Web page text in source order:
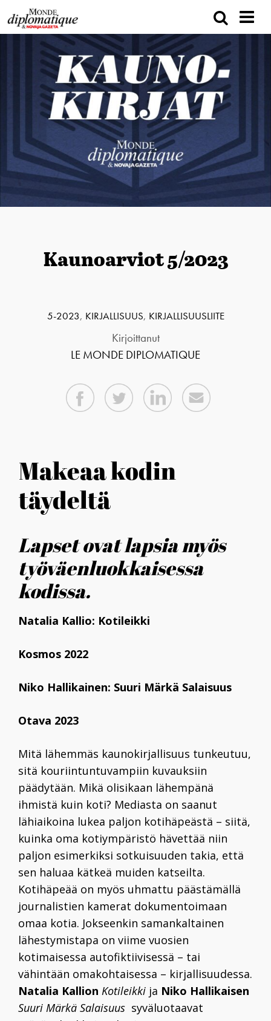
Kaunoarviot 5/2023
5-2023, KIRJALLISUUS, KIRJALLISUUSLIITE
Kirjoittanut
LE MONDE DIPLOMATIQUE
Makeaa kodin
täydeltä
Lapset ovat lapsia myös
työväenluokkaisessa
kodissa.
Natalia Kallio: Kotileikki
Kosmos 2022
Niko Hallikainen: Suuri Märkä Salaisuus
Otava 2023
Mitä lähemmäs kaunokirjallisuus tunkeutuu,
sitä kouriintuntuvampiin kuvauksiin
päädytään. Mikä olisikaan lähempänä
ihmistä kuin koti? Mediasta on saanut
lähiaikoina lukea paljon kotihäpeästä – siitä,
kuinka oma kotiympäristö hävettää niin
paljon esimerkiksi sotkuisuuden takia, että
sen haluaa kätkeä muiden katseilta.
Kotihäpeää on myös uhmattu päästämällä
journalistien kamerat dokumentoimaan
omaa kotia. Jokseenkin samankaltainen
lähestymistapa on viime vuosien
kotimaisessa autofiktiivisessä – tai
vähintään omakohtaisessa – kirjallisuudessa.
Natalia Kallion Kotileikki ja Niko Hallikaisen
Suuri Märkä Salaisuus syväluotaavat